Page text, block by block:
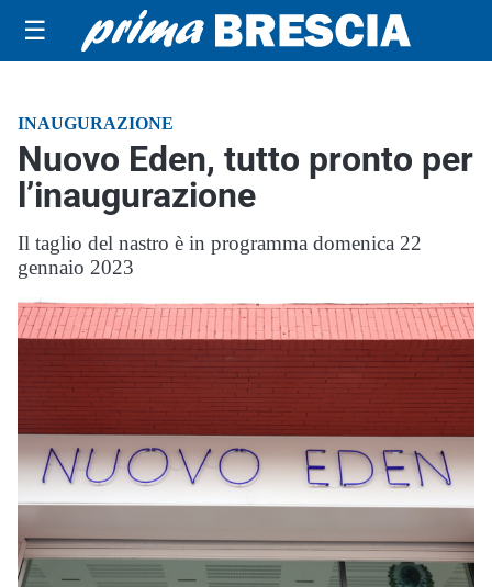
☰
INAUGURAZIONE
Nuovo Eden, tutto pronto per
l’inaugurazione
Il taglio del nastro è in programma domenica 22
gennaio 2023